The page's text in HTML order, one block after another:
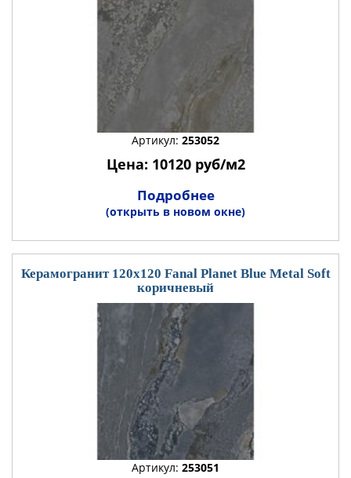
Артикул: 253052
Цена: 10120 руб/м2
Подробнее
(открыть в новом окне)
Керамогранит 120x120 Fanal Planet Blue Metal Soft
коричневый
Артикул: 253051